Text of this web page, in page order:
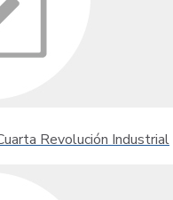
Revolución Industrial